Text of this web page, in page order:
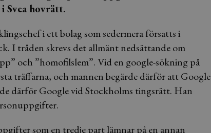
i Svea hovrätt.
i ett bolag som sedermera försatts i
I tråden skrevs det allmänt nedsättande om
och ”homofilslem”. Vid en google-sökning på
träffarna, och mannen begärde därför att Google
därför Google vid Stockholms tingsrätt. Han
som en tredje part lämnar på en annan